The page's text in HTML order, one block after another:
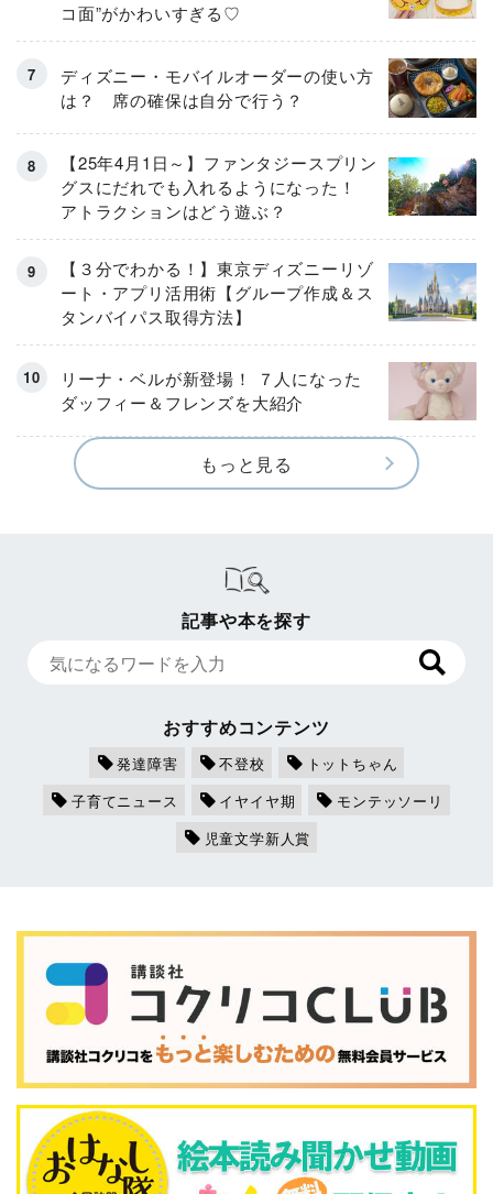
コ面”がかわいすぎる♡
ディズニー・モバイルオーダーの使い方
は？ 席の確保は自分で行う？
【25年4月1日～】ファンタジースプリン
グスにだれでも入れるようになった！
アトラクションはどう遊ぶ？
【３分でわかる！】東京ディズニーリゾ
ート・アプリ活用術【グループ作成＆ス
タンバイパス取得方法】
リーナ・ベルが新登場！ ７人になった
ダッフィー＆フレンズを大紹介
もっと見る
記事や本を探す
おすすめコンテンツ
発達障害 不登校
トットちゃん
子育てニュース
イヤイヤ期
モンテッソーリ
児童文学新人賞